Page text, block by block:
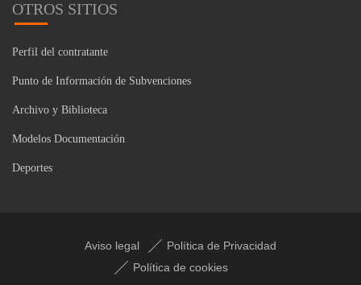
OTROS SITIOS
Perfil del contratante
Punto de Información de Subvenciones
Archivo y Biblioteca
Modelos Documentación
Deportes
Aviso legal
Política de Privacidad
Política de cookies